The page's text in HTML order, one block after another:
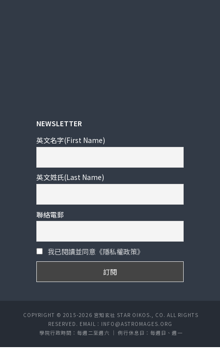
NEWSLETTER
英文名字(First Name)
英文姓氏(Last Name)
聯絡電郵
我已閱讀並同意《隱私權政策》
COPYRIGHT © 2015-2026 宮知玄社 STAR OIKOS., CO. ALL RIGHTS
RESERVED. EMAIL：INFO@ASTROMAGES.ORG
學院行政時間：每週二至週六 ｜ 例行休息日：每週日、週一